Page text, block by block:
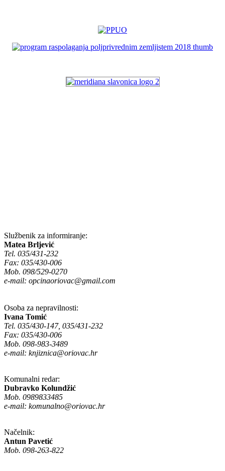
Službenik za informiranje:
Matea Brljević
Tel. 035/431-232
Fax: 035/430-006
Mob. 098/529-0270
e-mail: opcinaoriovac@gmail.com
Osoba za nepravilnosti:
Ivana Tomić
Tel. 035/430-147, 035/431-232
Fax: 035/430-006
Mob. 098-983-3489
e-mail: knjiznica@oriovac.hr
Komunalni redar:
Dubravko Kolundžić
Mob. 0989833485
e-mail: komunalno@oriovac.hr
Načelnik:
Antun Pavetić
Mob. 098-263-822